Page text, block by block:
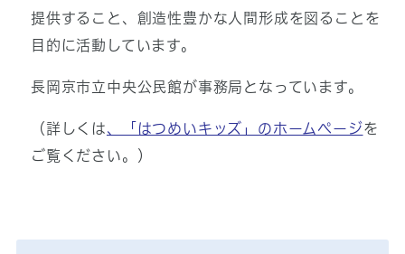
提供すること、創造性豊かな人間形成を図ることを
目的に活動しています。
長岡京市立中央公民館が事務局となっています。
（詳しくは、「はつめいキッズ」のホームページを
ご覧ください。）